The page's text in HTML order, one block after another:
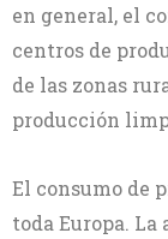
en general, el
centros de
de las zonas
producción
El consumo de
toda Europa.